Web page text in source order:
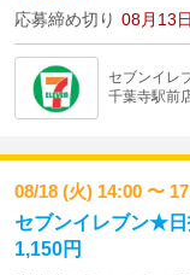
応募締め切り 08月13
セブンイレ
千葉寺駅前
08/18 (火) 14:00 〜
セブンイレブン★
1,150円